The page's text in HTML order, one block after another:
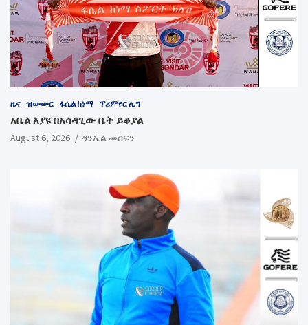
ዜና ዝውውር ፋሲል ከነማ ፕሪምየር ሊግ
አቤል እያዩ በአሳዳጊው ቤት ይቆያል
August 6, 2026 ዳንኤል መስፍን